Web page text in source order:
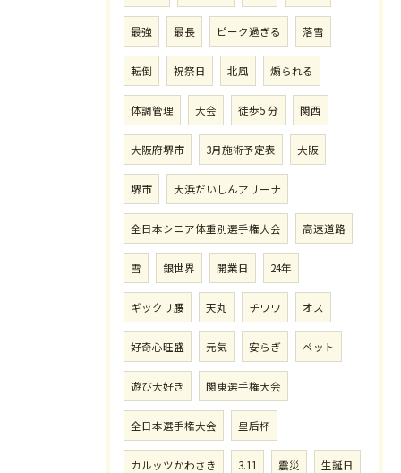
最強 最長 ピーク過ぎる 落雪
転倒 祝祭日 北風 煽られる
体調管理 大会 徒歩5 分 関西
大阪府堺市 3月施術予定表 大阪
堺市 大浜だいしんアリーナ
全日本シニア体重別選手権大会 高速道路
雪 銀世界 開業日 24年
ギックリ腰 天丸 チワワ オス
好奇心旺盛 元気 安らぎ ペット
遊び大好き 関東選手権大会
全日本選手権大会 皇后杯
カルッツかわさき 3.11 震災 生誕日